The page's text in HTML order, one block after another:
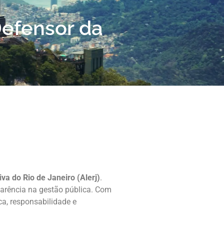
da
do Rio de Janeiro (Alerj).
na gestão pública. Com
responsabilidade e